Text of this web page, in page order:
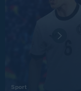
Sport